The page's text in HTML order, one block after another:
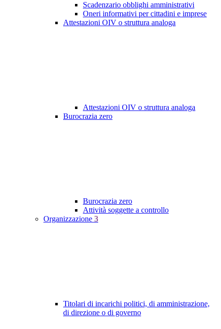
Scadenzario obblighi amministrativi
Oneri informativi per cittadini e imprese
Attestazioni OIV o struttura analoga
Attestazioni OIV o struttura analoga
Burocrazia zero
Burocrazia zero
Attività soggette a controllo
Organizzazione 3
Titolari di incarichi politici, di amministrazione,
di direzione o di governo